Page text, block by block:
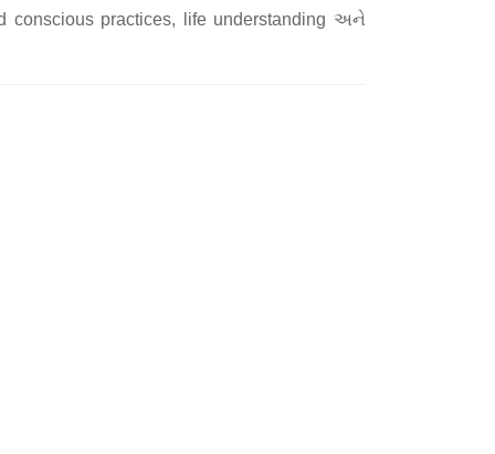
conscious practices, life understanding અને